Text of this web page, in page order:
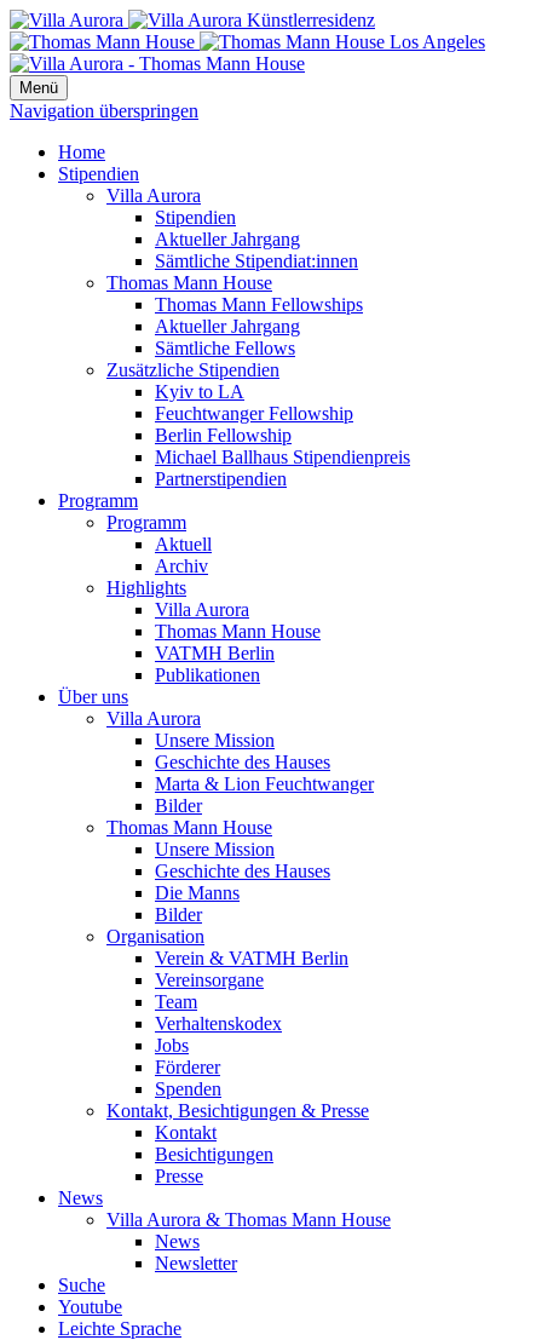
Menü
Navigation überspringen
Home
Stipendien
Villa Aurora
Stipendien
Aktueller Jahrgang
Sämtliche Stipendiat:innen
Thomas Mann House
Thomas Mann Fellowships
Aktueller Jahrgang
Sämtliche Fellows
Zusätzliche Stipendien
Kyiv to LA
Feuchtwanger Fellowship
Berlin Fellowship
Michael Ballhaus Stipendienpreis
Partnerstipendien
Programm
Programm
Aktuell
Archiv
Highlights
Villa Aurora
Thomas Mann House
VATMH Berlin
Publikationen
Über uns
Villa Aurora
Unsere Mission
Geschichte des Hauses
Marta & Lion Feuchtwanger
Bilder
Thomas Mann House
Unsere Mission
Geschichte des Hauses
Die Manns
Bilder
Organisation
Verein & VATMH Berlin
Vereinsorgane
Team
Verhaltenskodex
Jobs
Förderer
Spenden
Kontakt, Besichtigungen & Presse
Kontakt
Besichtigungen
Presse
News
Villa Aurora & Thomas Mann House
News
Newsletter
Suche
Youtube
Leichte Sprache